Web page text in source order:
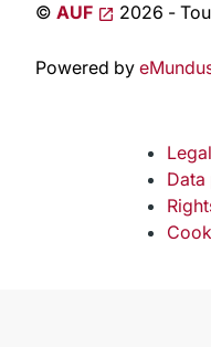
© AUF
2026 -
Powered by